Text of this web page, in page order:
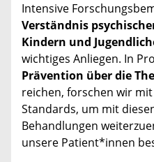
Intensive
Verständnis
Kindern und
wichtiges Anliegen. In
Prävention über die
reichen, forschen wir
Standards, um mit
Behandlungen
unsere Patient*innen